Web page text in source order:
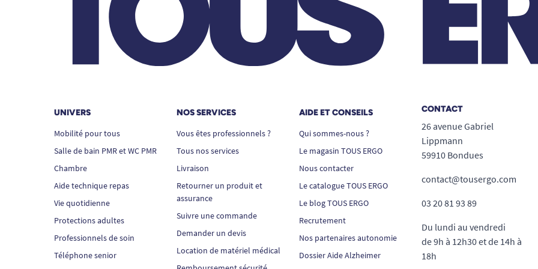
UNIVERS
Mobilité pour tous
Salle de bain PMR et WC PMR
Chambre
Aide technique repas
Vie quotidienne
Protections adultes
Professionnels de soin
Téléphone senior
NOS SERVICES
Vous êtes professionnels ?
Tous nos services
Livraison
Retourner un produit et
assurance
Suivre une commande
Demander un devis
Location de matériel médical
AIDE ET CONSEILS
Qui sommes-nous ?
Le magasin TOUS ERGO
Nous contacter
Le catalogue TOUS ERGO
Le blog TOUS ERGO
Recrutement
Nos partenaires autonomie
Dossier Aide Alzheimer
CONTACT
26 avenue Gabriel
Lippmann
59910 Bondues
contact@tousergo.com
03 20 81 93 89
Du lundi au vendredi
de 9h à 12h30 et de 14h à
18h